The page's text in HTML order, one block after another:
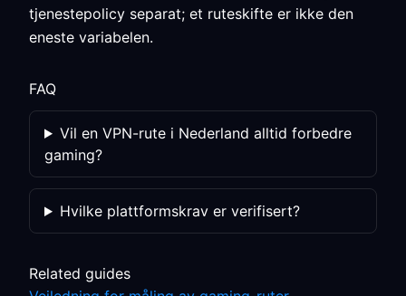
tjenestepolicy separat; et ruteskifte er ikke den
eneste variabelen.
FAQ
Vil en VPN-rute i Nederland alltid forbedre
gaming?
Hvilke plattformskrav er verifisert?
Related guides